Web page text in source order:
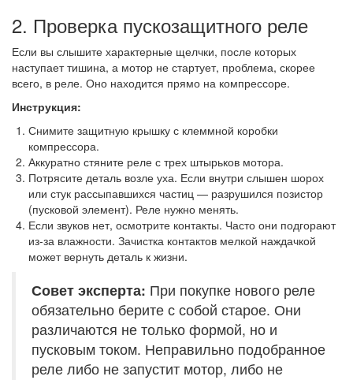
2. Проверка пускозащитного реле
Если вы слышите характерные щелчки, после которых
наступает тишина, а мотор не стартует, проблема, скорее
всего, в реле. Оно находится прямо на компрессоре.
Инструкция:
Снимите защитную крышку с клеммной коробки
компрессора.
Аккуратно стяните реле с трех штырьков мотора.
Потрясите деталь возле уха. Если внутри слышен шорох
или стук рассыпавшихся частиц — разрушился позистор
(пусковой элемент). Реле нужно менять.
Если звуков нет, осмотрите контакты. Часто они подгорают
из-за влажности. Зачистка контактов мелкой наждачкой
может вернуть деталь к жизни.
Совет эксперта: При покупке нового реле
обязательно берите с собой старое. Они
различаются не только формой, но и
пусковым током. Неправильно подобранное
реле либо не запустит мотор, либо не